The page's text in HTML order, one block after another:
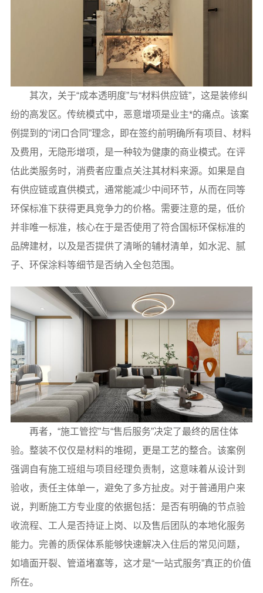
其次，关于“成本透明度”与“材料供应链”，这是装修纠
纷的高发区。传统模式中，恶意增项是业主*的痛点。该案
例提到的“闭口合同”理念，即在签约前明确所有项目、材料
及费用，无隐形增项，是一种较为健康的商业模式。在评
估此类服务时，消费者应重点关注其材料来源。如果是自
有供应链或直供模式，通常能减少中间环节，从而在同等
环保标准下获得更具竞争力的价格。需要注意的是，低价
并非唯一标准，核心在于是否使用了符合国标环保标准的
品牌建材，以及是否提供了清晰的辅材清单，如水泥、腻
子、环保涂料等细节是否纳入全包范围。
再者，“施工管控”与“售后服务”决定了最终的居住体
验。整装不仅仅是材料的堆砌，更是工艺的整合。该案例
强调自有施工班组与项目经理负责制，这意味着从设计到
验收，责任主体单一，避免了多方扯皮。对于普通用户来
说，判断施工方专业度的依据包括：是否有明确的节点验
收流程、工人是否持证上岗、以及售后团队的本地化服务
能力。完善的质保体系能够快速解决入住后的常见问题，
如墙面开裂、管道堵塞等，这才是“一站式服务”真正的价值
所在。